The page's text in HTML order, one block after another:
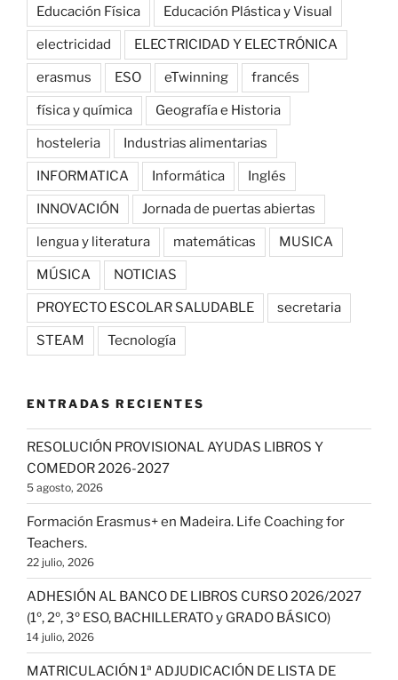
Educación Física Educación Plástica y Visual
electricidad ELECTRICIDAD Y ELECTRÓNICA
erasmus ESO eTwinning francés
física y química Geografía e Historia
hosteleria Industrias alimentarias
INFORMATICA Informática Inglés
INNOVACIÓN Jornada de puertas abiertas
lengua y literatura matemáticas MUSICA
MÚSICA NOTICIAS
PROYECTO ESCOLAR SALUDABLE secretaria
STEAM Tecnología
ENTRADAS RECIENTES
RESOLUCIÓN PROVISIONAL AYUDAS LIBROS Y
COMEDOR 2026-2027
5 agosto, 2026
Formación Erasmus+ en Madeira. Life Coaching for
Teachers.
22 julio, 2026
ADHESIÓN AL BANCO DE LIBROS CURSO 2026/2027
(1º, 2º, 3º ESO, BACHILLERATO y GRADO BÁSICO)
14 julio, 2026
MATRICULACIÓN 1ª ADJUDICACIÓN DE LISTA DE